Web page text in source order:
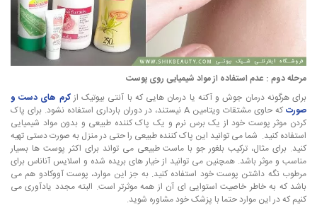
مرحله دوم : عدم استفاده از مواد شیمیایی روی پوست
برای هرگونه درمان جوش و آکنه یا درمان هایی که با آنتی بیوتیک ازکرم های دست و
صورت
که حاوی مشتقات ویتامین A نیستند، در دوران بارداری استفاده نشود. برای پاک
کردن موثر پوست خود از یک برس نرم و یک پاک کننده طبیعی و بدون مواد شیمیایی
استفاده کنید. شما می توانید این پاک کننده طبیعی را حتی در منزل به صورت دستی تهیه
کنید. برای مثال، ترکیب بلغور جو با ماست طبیعی می تواند برای اکثر پوست ها بسیار
مناسب و موثر باشد. همچنین می توانید از خیار های بریده شده و اسلایس آناناس برای
مرطوب نگه داشتن پوست خود استفاده کنید. به جز این موارد، پوست آووکادو هم می
باشد که به خاطر خاصیت استوایی ای آن از همه موثرتر است. البته مجدد یادآوری می
کنیم که در این موارد حتما با پزشک خود مشاوره شوید.